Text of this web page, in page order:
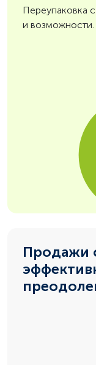
Переупаковка
и возможности.
Продажи